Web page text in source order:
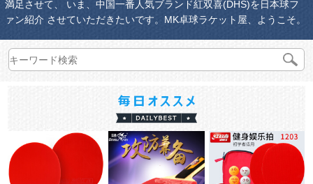
満足させて、 いま、中国一番人気ブランド紅双喜(DHS)を日本球フ
ァン紹介 させていただきたいです。MK卓球ラケット屋、ようこそ。